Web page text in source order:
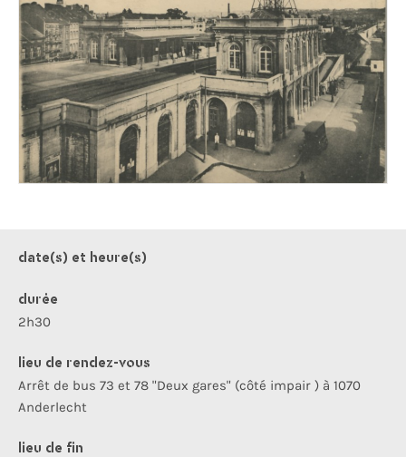
date(s) et heure(s)
durée
2h30
lieu de rendez-vous
Arrêt de bus 73 et 78 "Deux gares" (côté impair ) à 1070
Anderlecht
lieu de fin